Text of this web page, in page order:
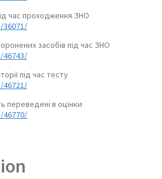
час проходження ЗНО
засобів під час ЗНО
під час тесту
переведені в оцінки